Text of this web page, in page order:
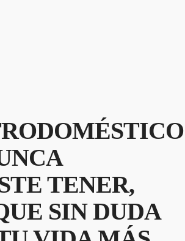
TENER,
SIN DUDA